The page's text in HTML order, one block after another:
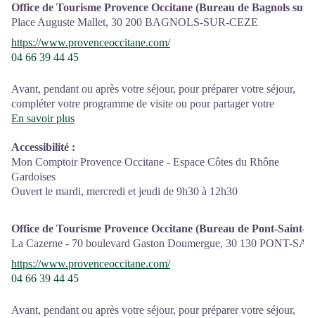
Office de Tourisme Provence Occitane (Bureau de Bagnols sur
Place Auguste Mallet, 30 200 BAGNOLS-SUR-CEZE
https://www.provenceoccitane.com/
04 66 39 44 45
Avant, pendant ou après votre séjour, pour préparer votre séjour,
compléter votre programme de visite ou pour partager votre
expérience, les conseillères en séjour des différents Comptoirs
accompagner et vous conseiller!
La destination Provence Occitane est pourvue de 2 Comptoirs
d’Information Touristique ouverts à l’année à Pont-Saint-Esprit
Bagnols-sur-Cèze et de deux bureaux d'information touristique
conseillères mobiles que vous croiserez peut-être lors de vos
visites.
En savoir plus
Accessibilité :
Mon Comptoir Provence Occitane - Espace Côtes du Rhône
Gardoises
Ouvert le mardi, mercredi et jeudi de 9h30 à 12h30
Office de Tourisme Provence Occitane (Bureau de Pont-Saint-
La Cazerne - 70 boulevard Gaston Doumergue, 30 130 PONT-
https://www.provenceoccitane.com/
04 66 39 44 45
Avant, pendant ou après votre séjour, pour préparer votre séjour,